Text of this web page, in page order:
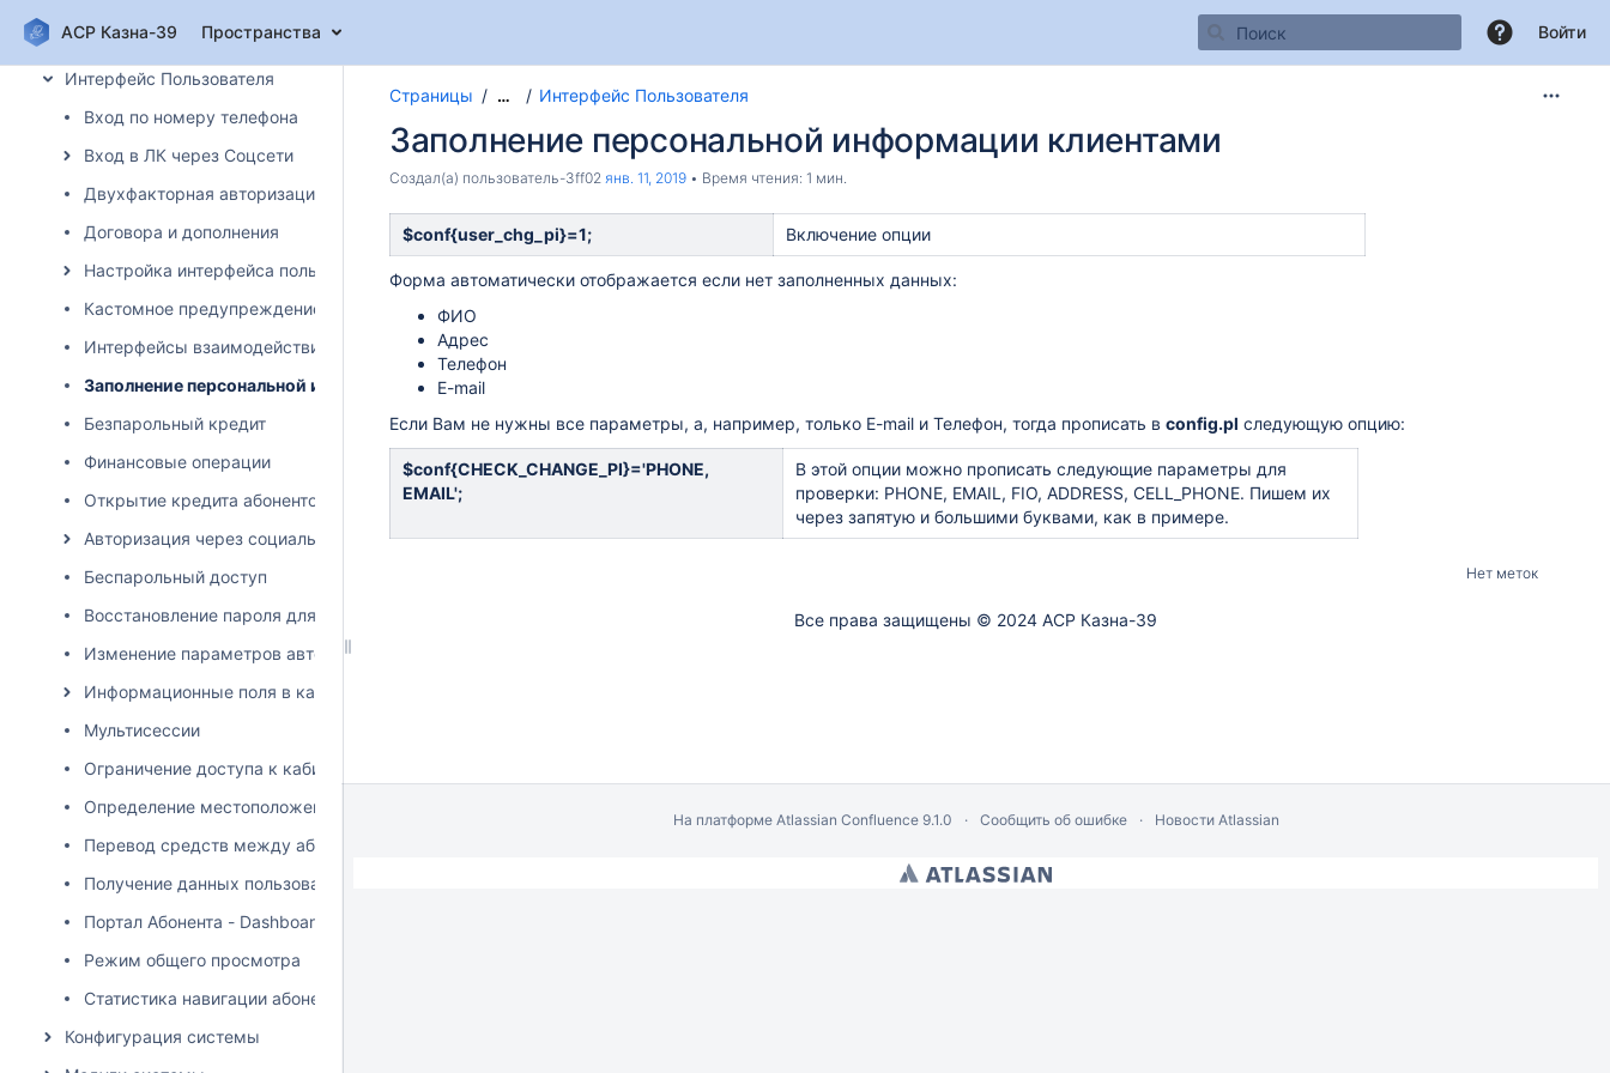
АСР Казна-39 Пространства Войти
Интерфейс Администратора
Интерфейс Пользователя
Вход по номеру телефона
Вход в ЛК через Соцсети
Двухфакторная авторизация
Договора и дополнения
Настройка интерфейса пользователя
Кастомное предупреждение о исчерпании средств
Интерфейсы взаимодействия
Заполнение персональной информации клиентами
Безпарольный кредит
Финансовые операции
Открытие кредита абонентом
Авторизация через социальные сети
Беспарольный доступ
Восстановление пароля для пользователей
Изменение параметров авторизации в портале
Информационные поля в кабинете пользователя
Мультисессии
Ограничение доступа к кабинету
Определение местоположения клиента
Перевод средств между абонентами
Получение данных пользователя на прямую из базы
Портал Абонента - Dashboard
Режим общего просмотра
Статистика навигации абонентов
Конфигурация системы
Страницы … Интерфейс Пользователя
Заполнение персональной информации клиентами
Создал(а) пользователь-3ff02 янв. 11, 2019 Время чтения: 1 мин.
$conf{user_chg_pi}=1; Включение опции
Форма автоматически отображается если нет заполненных данных:
ФИО
Адрес
Телефон
E-mail
Если Вам не нужны все параметры, а, например, только E-mail и Телефон, тогда прописать в config.pl следующую опцию:
$conf{CHECK_CHANGE_PI}='PHONE,
EMAIL';
В этой опции можно прописать следующие параметры для
проверки: PHONE, EMAIL, FIO, ADDRESS, CELL_PHONE. Пишем их
через запятую и большими буквами, как в примере.
Нет меток
Все права защищены © 2024 АСР Казна-39
На платформе Atlassian Confluence 9.1.0 Сообщить об ошибке Новости Atlassian